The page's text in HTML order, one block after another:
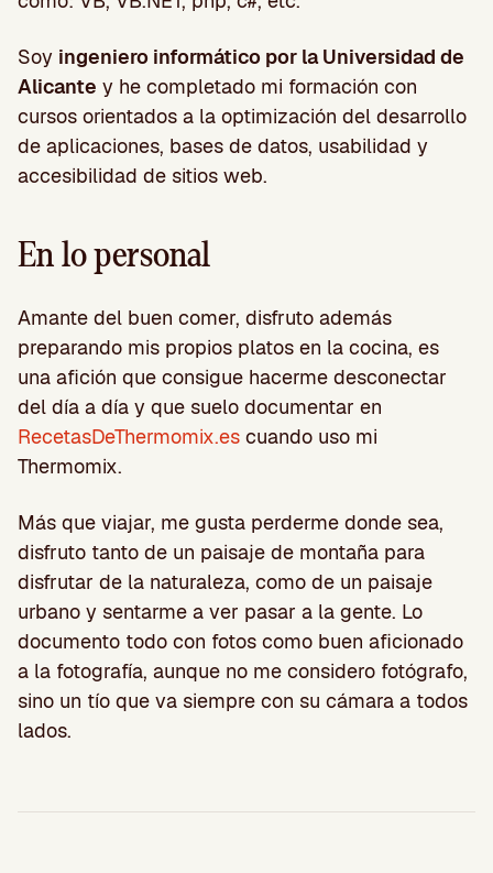
Soy ingeniero informático por la Universidad de
Alicante y he completado mi formación con
cursos orientados a la optimización del desarrollo
de aplicaciones, bases de datos, usabilidad y
accesibilidad de sitios web.
En lo personal
Amante del buen comer, disfruto además
preparando mis propios platos en la cocina, es
una afición que consigue hacerme desconectar
del día a día y que suelo documentar en
RecetasDeThermomix.es cuando uso mi
Thermomix.
Más que viajar, me gusta perderme donde sea,
disfruto tanto de un paisaje de montaña para
disfrutar de la naturaleza, como de un paisaje
urbano y sentarme a ver pasar a la gente. Lo
documento todo con fotos como buen aficionado
a la fotografía, aunque no me considero fotógrafo,
sino un tío que va siempre con su cámara a todos
lados.